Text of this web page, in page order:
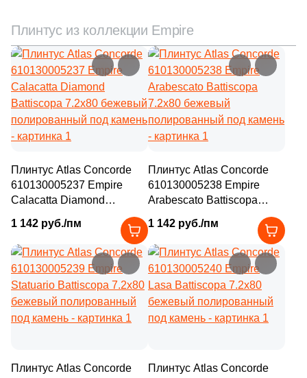
Плинтус из коллекции Empire
Плинтус Atlas Concorde
610130005237 Empire
Calacatta Diamond
Battiscopa 7.2x80 бежевый
полированный под камень
1 142 руб./пм
Плинтус Atlas Concorde
610130005238 Empire
Arabescato Battiscopa
полированный под камень
1 142 руб./пм
Плинтус Atlas Concorde
Плинтус Atlas Concorde